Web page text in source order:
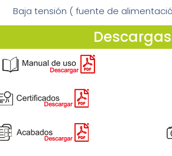
Baja tensión ( fuente de
Descargas